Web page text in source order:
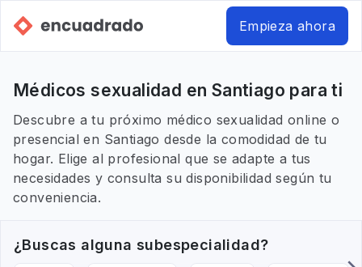
Empieza ahora
Médicos sexualidad en Santiago para ti
Descubre a tu próximo médico sexualidad online o
presencial en Santiago desde la comodidad de tu
hogar. Elige al profesional que se adapte a tus
necesidades y consulta su disponibilidad según tu
conveniencia.
¿Buscas alguna subespecialidad?